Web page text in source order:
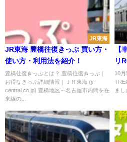
JR東海
JR東海 豊橋往復きっぷ 買い方・
使い方・利用法を紹介！
豊橋往復きっぷとは？ 豊橋往復きっぷ｜
お得なきっぷ詳細情報｜ＪＲ東海 (jr-
central.co.jp) 豊橋地区～名古屋市内間を在
来線の...
【
リ
場
姿
10
まし